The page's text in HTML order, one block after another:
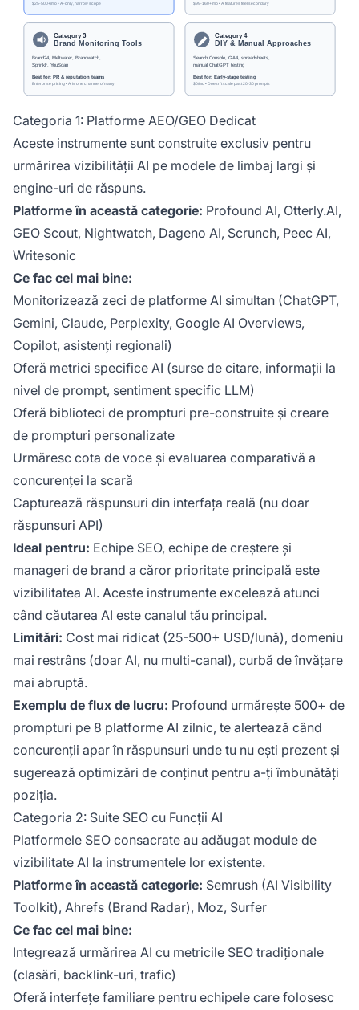
Categoria 1: Platforme AEO/GEO Dedicat
Aceste instrumente sunt construite exclusiv pentru
urmărirea vizibilității AI pe modele de limbaj largi și
engine-uri de răspuns.
Platforme în această categorie: Profound AI, Otterly.AI,
GEO Scout, Nightwatch, Dageno AI, Scrunch, Peec AI,
Writesonic
Ce fac cel mai bine:
Monitorizează zeci de platforme AI simultan (ChatGPT,
Gemini, Claude, Perplexity, Google AI Overviews,
Copilot, asistenți regionali)
Oferă metrici specifice AI (surse de citare, informații la
nivel de prompt, sentiment specific LLM)
Oferă biblioteci de prompturi pre-construite și creare
de prompturi personalizate
Urmăresc cota de voce și evaluarea comparativă a
concurenței la scară
Capturează răspunsuri din interfața reală (nu doar
răspunsuri API)
Ideal pentru: Echipe SEO, echipe de creștere și
manageri de brand a căror prioritate principală este
vizibilitatea AI. Aceste instrumente excelează atunci
când căutarea AI este canalul tău principal.
Limitări: Cost mai ridicat (25-500+ USD/lună), domeniu
mai restrâns (doar AI, nu multi-canal), curbă de învățare
mai abruptă.
Exemplu de flux de lucru: Profound urmărește 500+ de
prompturi pe 8 platforme AI zilnic, te alertează când
concurenții apar în răspunsuri unde tu nu ești prezent și
sugerează optimizări de conținut pentru a-ți îmbunătăți
poziția.
Categoria 2: Suite SEO cu Funcții AI
Platformele SEO consacrate au adăugat module de
vizibilitate AI la instrumentele lor existente.
Platforme în această categorie: Semrush (AI Visibility
Toolkit), Ahrefs (Brand Radar), Moz, Surfer
Ce fac cel mai bine:
Integrează urmărirea AI cu metricile SEO tradiționale
(clasări, backlink-uri, trafic)
Oferă interfețe familiare pentru echipele care folosesc